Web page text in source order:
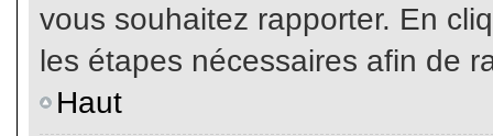
vous souhaitez rapporter. En
les étapes nécessaires afin de
Haut